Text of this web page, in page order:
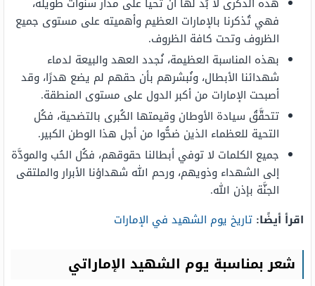
فهي تُذكرنا بالإمارات العظيم وأهميته على مستوى جميع
الظروف وتحت كافة الظروف.
بهذه المناسبة العظيمة، نُجدد العهد والبيعة لدماء
شهدائنا الأبطال، ونُبشرهم بأن حقهم لم يضع هدرًا، وقد
أصبحت الإمارات من أكبر الدول على مستوى المنطقة.
تتحقَّقُ سيادة الأوطان وقيمتها الكُبرى بالتضحية، فكُل
التحية للعظماء الذين ضحُّوا من أجل هذا الوطن الكبير.
جميع الكلمات لا توفي أبطالنا حقوقهم، فكُل الحُب والمودَّة
إلى الشهداء وذويهم، ورحم الله شهداؤنا الأبرار والملتقى
الجنَّة بإذن الله.
اقرأ أيضًا: تاريخ يوم الشهيد في الإمارات
شعر بمناسبة يوم الشهيد الإماراتي